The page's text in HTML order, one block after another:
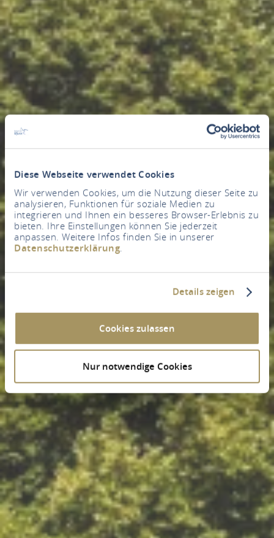
Diese Webseite verwendet Cookies
Wir verwenden Cookies, um die Nutzung dieser Seite zu
analysieren, Funktionen für soziale Medien zu
integrieren und Ihnen ein besseres Browser-Erlebnis zu
bieten. Ihre Einstellungen können Sie jederzeit
anpassen. Weitere Infos finden Sie in unserer
Datenschutzerklärung.
Details zeigen
Cookies zulassen
Nur notwendige Cookies